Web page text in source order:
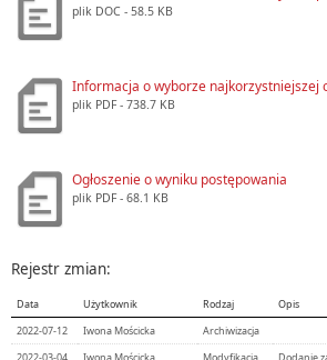
plik DOC - 58.5 KB
Informacja o wyborze najkorzystniejszej
plik PDF- 738.7 KB
Ogłoszenie o wyniku postępowania
plik PDF- 68.1 KB
Rejestr zmian:
Data Użytkownik Rodzaj
Opis
2022-07-12
Iwona Mościcka
Archiwizacja